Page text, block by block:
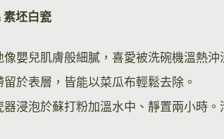
素坯白瓷
像嬰兒肌膚般細膩，喜愛被洗碗機溫熱沖
於表層，皆能以菜瓜布輕鬆去除。
浸泡於蘇打粉加溫水中、靜置兩小時